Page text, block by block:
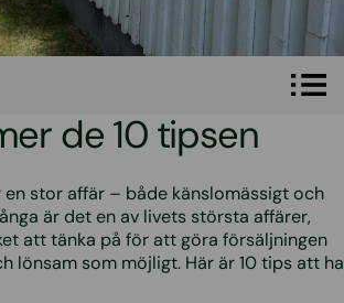
de 10 tipsen
stor affär – både känslomässigt och
är det en av livets största affärer,
att tänka på för att göra försäljningen
lönsam som möjligt. Här är 10 tips att ha